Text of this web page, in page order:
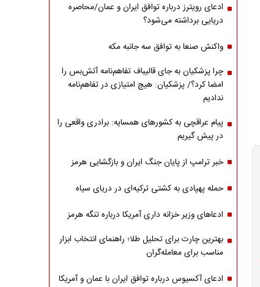
ادعای رویترز درباره توافق ایران و عمان/محاصره
دریایی برداشته می‌شود؟
واکنش صنعا به توافق سه جانبه مکه
چرا پزشکیان به جای قالیباف تفاهم‌نامه آتش‌بس را
امضا کرد؟/ پزشکیان: هیچ امتیازی در تفاهم‌نامه
ندادیم
پیام عراقچی به کشورهای همسایه: برادری واقعی را
در پیش گیریم
خبر ترامپ از پایان جنگ ایران و بازگشایی هرمز
حمله پهپادی به کشتی ترکیه‌ای در دریای سیاه
ادعاهای وزیر خزانه داری آمریکا درباره تنگه هرمز
بهترین چارت برای تحلیل طلا؛ راهنمای انتخاب ابزار
مناسب برای معامله‌گران
ادعای آکسیوس درباره توافق ایران با عمان و آمریکا